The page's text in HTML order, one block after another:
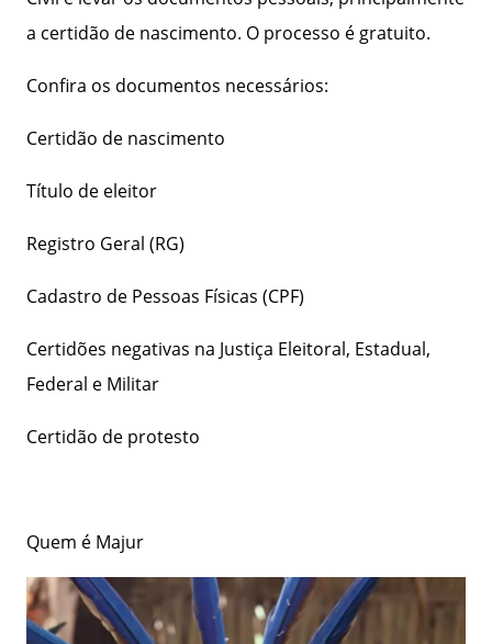
a certidão de nascimento. O processo é gratuito.
Confira os documentos necessários:
Certidão de nascimento
Título de eleitor
Registro Geral (RG)
Cadastro de Pessoas Físicas (CPF)
Certidões negativas na Justiça Eleitoral, Estadual,
Federal e Militar
Certidão de protesto
Quem é Majur